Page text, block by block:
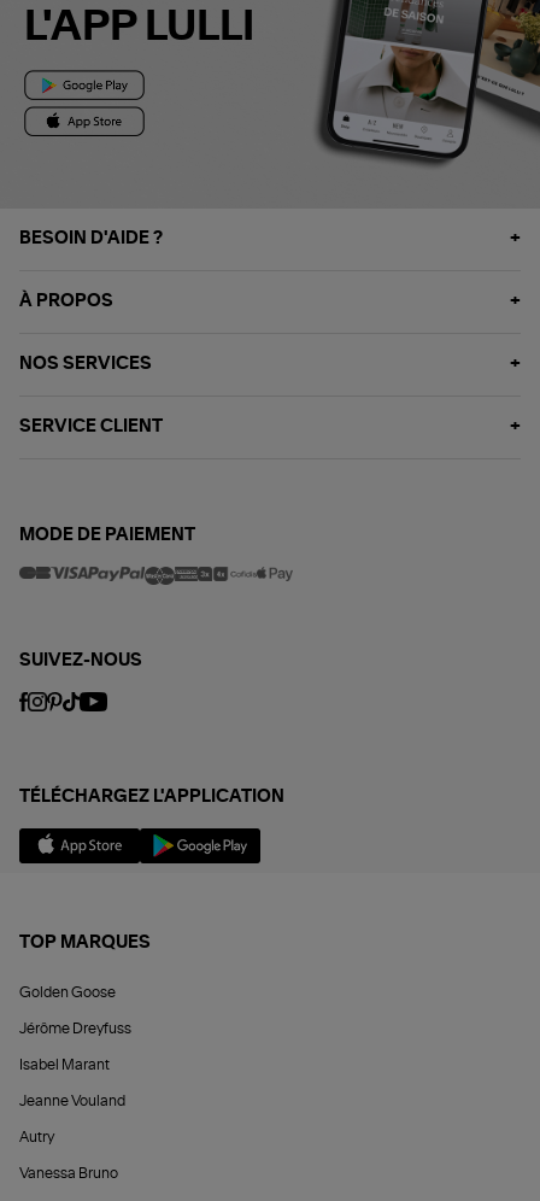
L'APP LULLI
BESOIN D'AIDE ?
À PROPOS
NOS SERVICES
SERVICE CLIENT
MODE DE PAIEMENT
SUIVEZ-NOUS
TÉLÉCHARGEZ L'APPLICATION
TOP MARQUES
Golden Goose
Jérôme Dreyfuss
Isabel Marant
Jeanne Vouland
Autry
Vanessa Bruno